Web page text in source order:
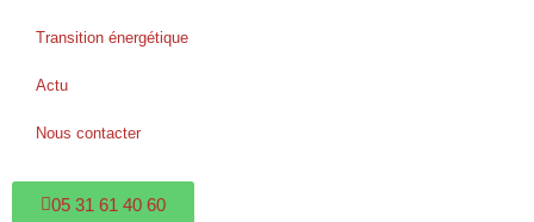
Transition énergétique
Actu
Nous contacter
05 31 61 40 60